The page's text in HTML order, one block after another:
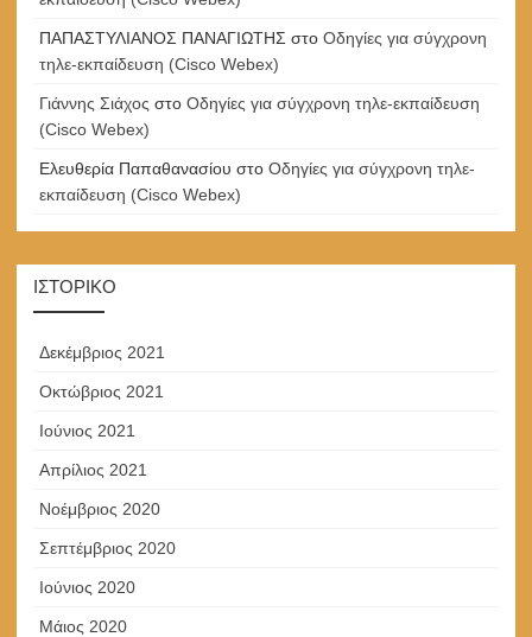
ΠΑΠΑΣΤΥΛΙΑΝΟΣ ΠΑΝΑΓΙΩΤΗΣ στο Οδηγίες για σύγχρονη
τηλε-εκπαίδευση (Cisco Webex)
Γιάννης Σιάχος στο Οδηγίες για σύγχρονη τηλε-εκπαίδευση
(Cisco Webex)
Ελευθερία Παπαθανασίου στο Οδηγίες για σύγχρονη τηλε-
εκπαίδευση (Cisco Webex)
ΙΣΤΟΡΙΚΌ
Δεκέμβριος 2021
Οκτώβριος 2021
Ιούνιος 2021
Απρίλιος 2021
Νοέμβριος 2020
Σεπτέμβριος 2020
Ιούνιος 2020
Μάιος 2020